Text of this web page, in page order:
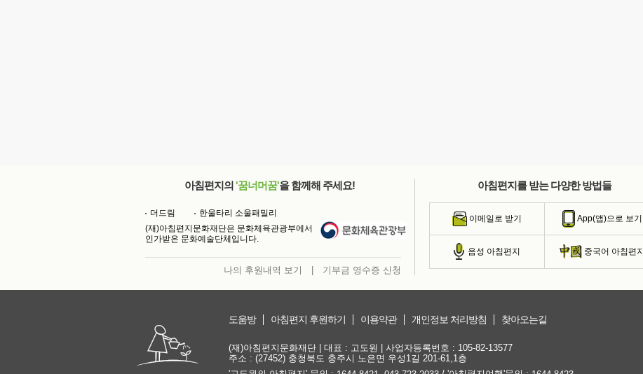
아침편지의 '꿈너머꿈'을 함께해 주세요!
더드림
한울타리 소울패밀리
(재)아침편지문화재단은 문화체육관광부에서
인가받은 문화예술단체입니다.
나의 후원내역 보기 기부금 영수증 신청
아침편지를 받는 다양한 방법들
이메일로 받기 App(앱)으로 보기
음성 아침편지 중국어 아침편지
도움방 아침편지 후원하기 이용약관 개인정보 처리방침 찾아오는길
(재)아침편지문화재단 | 대표 : 고도원 | 사업자등록번호 : 105-82-13577
주소 : (27452) 충청북도 충주시 노은면 우성1길 201-61,1층